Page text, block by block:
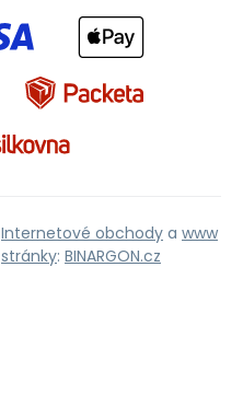
Internetové obchody a www
stránky: BINARGON.cz